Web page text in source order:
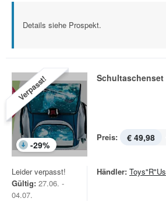
Details siehe Prospekt.
Verpasst!
-29%
Schultaschenset
Preis: € 49,98
Leider verpasst!
Gültig: 27.06. -
04.07.
Händler: Toys"R"Us